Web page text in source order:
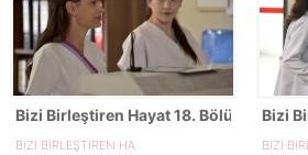
Bizi Birleştiren Hayat 18. Bölüm
BİZİ BİRLEŞTİREN HAYAT
Bizi